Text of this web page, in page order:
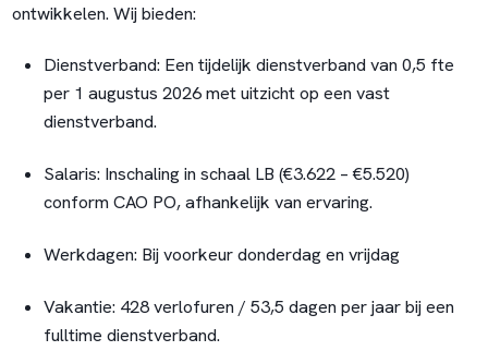
ontwikkelen. Wij bieden:
Dienstverband: Een tijdelijk dienstverband van 0,5 fte
per 1 augustus 2026 met uitzicht op een vast
dienstverband.
Salaris: Inschaling in schaal LB (€3.622 – €5.520)
conform CAO PO, afhankelijk van ervaring.
Werkdagen: Bij voorkeur donderdag en vrijdag
Vakantie: 428 verlofuren / 53,5 dagen per jaar bij een
fulltime dienstverband.